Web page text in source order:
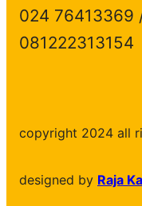
024 76413369
081222313154
copyright 2024 all
designed by Raja